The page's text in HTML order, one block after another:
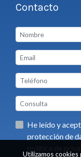
Contacto
He leído y acepto la información básica
protección de datos asi como el
Utilizamos